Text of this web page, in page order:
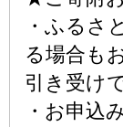
・ふるさ
る場合も
引き受け
・お申込